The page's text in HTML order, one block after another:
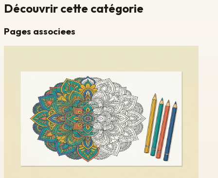
Découvrir cette catégorie
Pages associees